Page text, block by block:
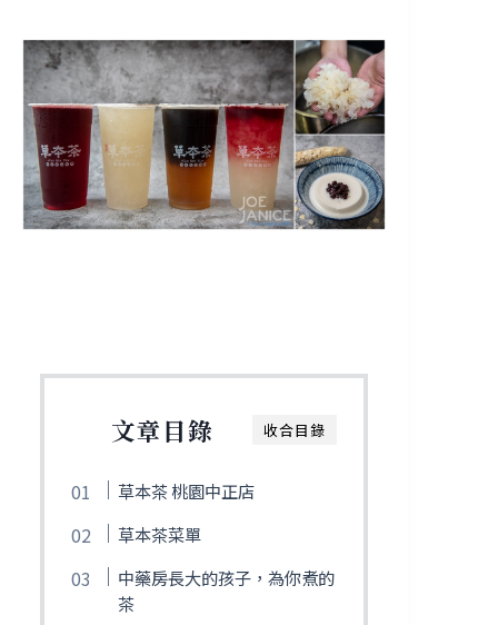
收合目錄
文章目錄
草本茶 桃園中正店
草本茶菜單
中藥房長大的孩子，為你煮的
茶